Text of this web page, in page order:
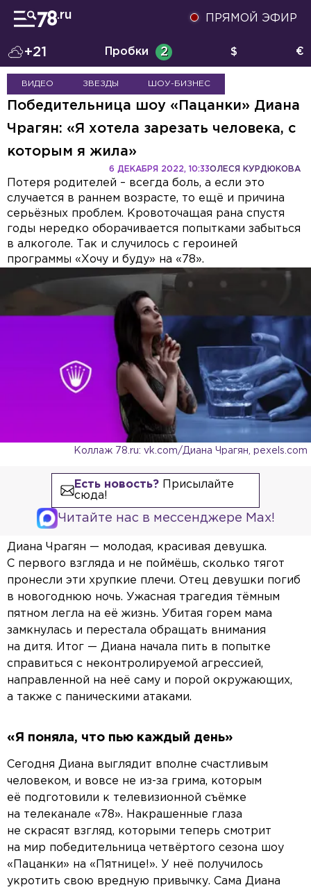
ПРЯМОЙ ЭФИР
+21 Пробки 2 $ €
ВИДЕО ЗВЕЗДЫ ШОУ-БИЗНЕС
Победительница шоу «Пацанки» Диана
Чрагян: «Я хотела зарезать человека, с
которым я жила»
ОЛЕСЯ КУРДЮКОВА
6 ДЕКАБРЯ 2022, 10:33
Потеря родителей – всегда боль, а если это
случается в раннем возрасте, то ещё и причина
серьёзных проблем. Кровоточащая рана спустя
годы нередко оборачивается попытками забыться
в алкоголе. Так и случилось с героиней
программы «Хочу и буду» на «78».
Коллаж 78.ru: vk.com/Диана Чрагян, pexels.com
Есть новость?Присылайте
сюда!
Читайте нас в мессенджере Max!
Диана Чрагян — молодая, красивая девушка.
С первого взгляда и не поймёшь, сколько тягот
пронесли эти хрупкие плечи. Отец девушки погиб
в новогоднюю ночь. Ужасная трагедия тёмным
пятном легла на её жизнь. Убитая горем мама
замкнулась и перестала обращать внимания
на дитя. Итог — Диана начала пить в попытке
справиться с неконтролируемой агрессией,
направленной на неё саму и порой окружающих,
а также с паническими атаками.
«Я поняла, что пью каждый день»
Сегодня Диана выглядит вполне счастливым
человеком, и вовсе не из-за грима, которым
её подготовили к телевизионной съёмке
на телеканале «78». Накрашенные глаза
не скрасят взгляд, которыми теперь смотрит
на мир победительница четвёртого сезона шоу
«Пацанки» на «Пятнице!». У неё получилось
укротить свою вредную привычку. Сама Диана